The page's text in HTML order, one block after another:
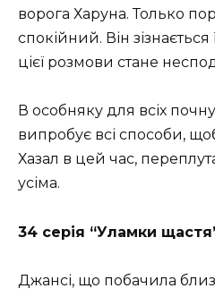
ворога Харуна. Только
спокійний. Він зізнається
цієї розмови стане
В особняку для всіх
випробує всі способи,
Хазал в цей час,
усіма.
34 серія “Уламки
Джансі, що побачила